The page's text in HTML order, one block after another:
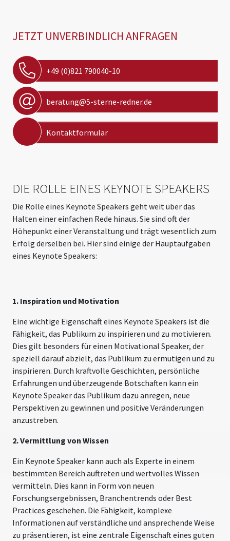
JETZT UNVERBINDLICH ANFRAGEN
+49 (0)821 790040-10
beratung@5-sterne-redner.de
Kontaktformular
DIE ROLLE EINES KEYNOTE SPEAKERS
Die Rolle eines Keynote Speakers geht weit über das
Halten einer einfachen Rede hinaus. Sie sind oft der
Höhepunkt einer Veranstaltung und trägt wesentlich zum
Erfolg derselben bei. Hier sind einige der Hauptaufgaben
eines Keynote Speakers:
1. Inspiration und Motivation
Eine wichtige Eigenschaft eines Keynote Speakers ist die
Fähigkeit, das Publikum zu inspirieren und zu motivieren.
Dies gilt besonders für einen Motivational Speaker, der
speziell darauf abzielt, das Publikum zu ermutigen und zu
inspirieren. Durch kraftvolle Geschichten, persönliche
Erfahrungen und überzeugende Botschaften kann ein
Keynote Speaker das Publikum dazu anregen, neue
Perspektiven zu gewinnen und positive Veränderungen
anzustreben.
2. Vermittlung von Wissen
Ein Keynote Speaker kann auch als Experte in einem
bestimmten Bereich auftreten und wertvolles Wissen
vermitteln. Dies kann in Form von neuen
Forschungsergebnissen, Branchentrends oder Best
Practices geschehen. Die Fähigkeit, komplexe
Informationen auf verständliche und ansprechende Weise
zu präsentieren, ist eine zentrale Eigenschaft eines guten